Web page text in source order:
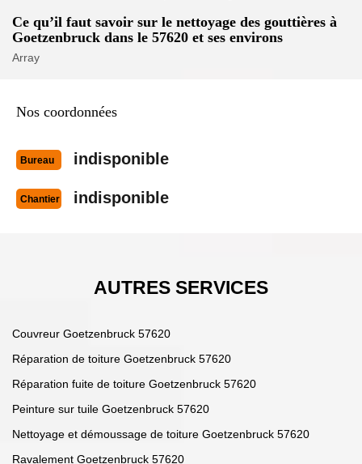
Ce qu’il faut savoir sur le nettoyage des gouttières à
Goetzenbruck dans le 57620 et ses environs
Array
Nos coordonnées
Bureau indisponible
Chantier indisponible
AUTRES SERVICES
Couvreur Goetzenbruck 57620
Réparation de toiture Goetzenbruck 57620
Réparation fuite de toiture Goetzenbruck 57620
Peinture sur tuile Goetzenbruck 57620
Nettoyage et démoussage de toiture Goetzenbruck 57620
Ravalement Goetzenbruck 57620